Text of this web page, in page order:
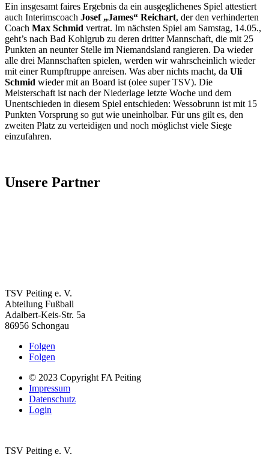
Ein insgesamt faires Ergebnis da ein ausgeglichenes Spiel attestiert
auch Interimscoach Josef „James“ Reichart, der den verhinderten
Coach Max Schmid vertrat. Im nächsten Spiel am Samstag, 14.05.,
geht’s nach Bad Kohlgrub zu deren dritter Mannschaft, die mit 25
Punkten an neunter Stelle im Niemandsland rangieren. Da wieder
alle drei Mannschaften spielen, werden wir wahrscheinlich wieder
mit einer Rumpftruppe anreisen. Was aber nichts macht, da Uli
Schmid wieder mit an Board ist (olee super TSV). Die
Meisterschaft ist nach der Niederlage letzte Woche und dem
Unentschieden in diesem Spiel entschieden: Wessobrunn ist mit 15
Punkten Vorsprung so gut wie uneinholbar. Für uns gilt es, den
zweiten Platz zu verteidigen und noch möglichst viele Siege
einzufahren.
Unsere Partner
TSV Peiting e. V.
Abteilung Fußball
Adalbert-Keis-Str. 5a
86956 Schongau
Folgen
Folgen
© 2023 Copyright FA Peiting
Impressum
Datenschutz
Login
TSV Peiting e. V.